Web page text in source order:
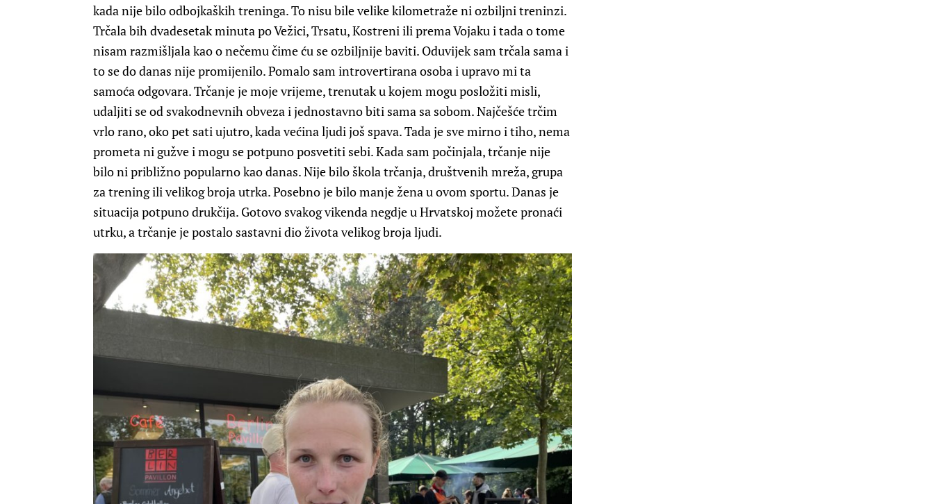
kada nije bilo odbojkaških treninga. To nisu bile velike kilometraže ni ozbiljni treninzi.
Trčala bih dvadesetak minuta po Vežici, Trsatu, Kostreni ili prema Vojaku i tada o tome
nisam razmišljala kao o nečemu čime ću se ozbiljnije baviti. Oduvijek sam trčala sama i
to se do danas nije promijenilo. Pomalo sam introvertirana osoba i upravo mi ta
samoća odgovara. Trčanje je moje vrijeme, trenutak u kojem mogu posložiti misli,
udaljiti se od svakodnevnih obveza i jednostavno biti sama sa sobom. Najčešće trčim
vrlo rano, oko pet sati ujutro, kada većina ljudi još spava. Tada je sve mirno i tiho, nema
prometa ni gužve i mogu se potpuno posvetiti sebi. Kada sam počinjala, trčanje nije
bilo ni približno popularno kao danas. Nije bilo škola trčanja, društvenih mreža, grupa
za trening ili velikog broja utrka. Posebno je bilo manje žena u ovom sportu. Danas je
situacija potpuno drukčija. Gotovo svakog vikenda negdje u Hrvatskoj možete pronaći
utrku, a trčanje je postalo sastavni dio života velikog broja ljudi.